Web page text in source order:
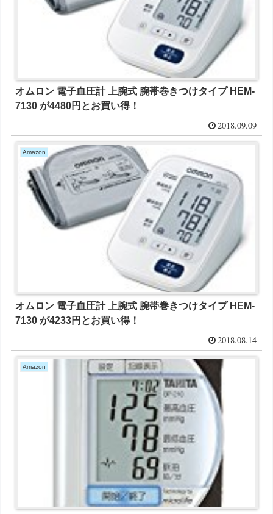
オムロン 電子血圧計 上腕式 腕帯巻きつけタイプ HEM-
7130 が4480円とお買い得！
2018.09.09
Amazon
オムロン 電子血圧計 上腕式 腕帯巻きつけタイプ HEM-
7130 が4233円とお買い得！
2018.08.14
Amazon